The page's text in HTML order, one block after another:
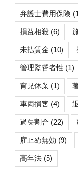
弁護士費用保険
損益相殺 (6)
未払賃金 (10)
管理監督者性 (1)
育児休業 (1)
車両損害 (4)
過失割合 (22)
雇止め無効 (9)
高年法 (5)